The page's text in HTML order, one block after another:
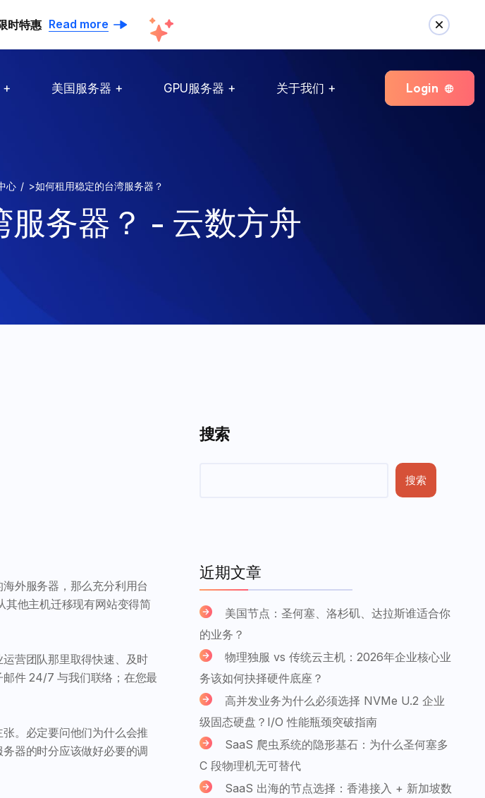
时特惠 Read more
美国服务器 GPU服务器 关于我们 Login
心 >如何租用稳定的台湾服务器？
务器？ - 云数方舟
外服务器，那么充分利用台
其他主机迁移现有网站变得简
营团队那里取得快速、及时
件 24/7 与我们联络；在您最
。必定要问他们为什么会推
器的时分应该做好必要的调
搜索
搜索
近期文章
美国节点：圣何塞、洛杉矶、达拉斯谁适合你
的业务？
物理独服 vs 传统云主机：2026年企业核心业
务该如何抉择硬件底座？
高并发业务为什么必须选择 NVMe U.2 企业
级固态硬盘？I/O 性能瓶颈突破指南
SaaS 爬虫系统的隐形基石：为什么圣何塞多
C 段物理机无可替代
SaaS 出海的节点选择：香港接入 + 新加坡数